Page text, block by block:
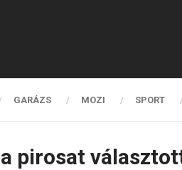
GARÁZS MOZI SPORT
pirosat